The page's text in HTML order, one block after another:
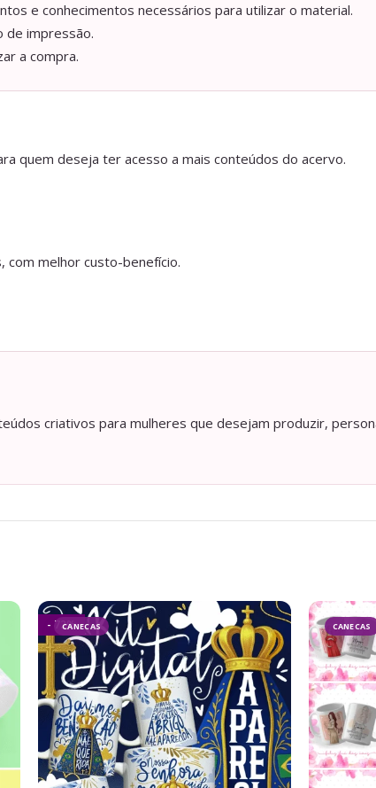
e conhecimentos necessários para utilizar o material.
de impressão.
a compra.
quem deseja ter acesso a mais conteúdos do acervo.
com melhor custo-benefício.
criativos para mulheres que desejam produzir,
CANECAS
- 72% CANECAS